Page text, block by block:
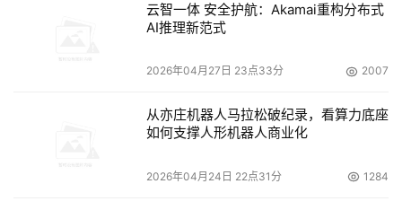
云智一体 安全护航：Akamai重构分布式
AI推理新范式
2026年04月27日 23点33分 2007
从亦庄机器人马拉松破纪录，看算力底座
如何支撑人形机器人商业化
2026年04月24日 22点31分 1284